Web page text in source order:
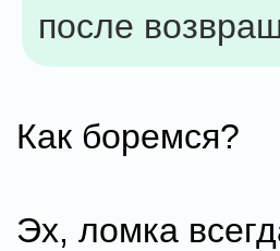
после
Как боремся?
Эх, ломка